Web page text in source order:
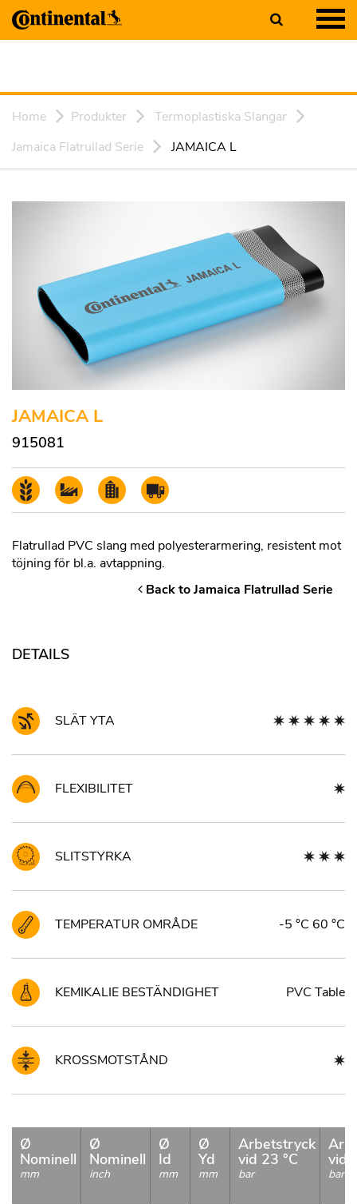
Home Produkter
Termoplastiska Slangar
Jamaica Flatrullad Serie
JAMAICA L
JAMAICA L
915081
Flatrullad PVC slang med polyesterarmering, resistent mot
töjning för bl.a. avtappning.
Back to Jamaica Flatrullad Serie
DETAILS
SLÄT YTA
FLEXIBILITET
SLITSTYRKA
TEMPERATUR OMRÅDE -5 °C 60 °C
KEMIKALIE BESTÄNDIGHET PVC Table
KROSSMOTSTÅND
Ø
Nominell
mm
Ø
Nominell
inch
Ø
Id
mm
Ø
Yd
mm
Arbetstryck
vid 23 °C
bar
vid
bar